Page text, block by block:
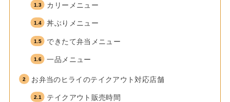
カリーメニュー
丼ぶりメニュー
できたて弁当メニュー
一品メニュー
お弁当のヒライのテイクアウト対応店舗
テイクアウト販売時間